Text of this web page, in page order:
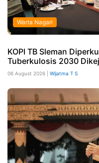
Warta Nagari
KOPI TB Sleman
Tuberkulosis 2030
06 August 2026 | Wijatma T S